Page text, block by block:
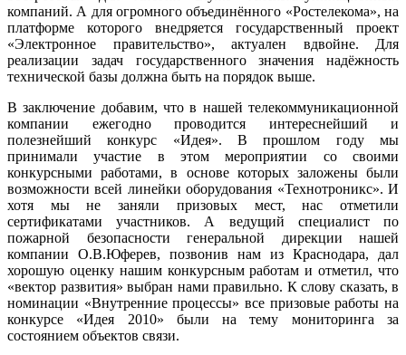
компаний. А для огромного объединённого «Ростелекома», на
платформе которого внедряется государственный проект
«Электронное правительство», актуален вдвойне. Для
реализации задач государственного значения надёжность
технической базы должна быть на порядок выше.
В заключение добавим, что в нашей телекоммуникационной
компании ежегодно проводится интереснейший и
полезнейший конкурс «Идея». В прошлом году мы
принимали участие в этом мероприятии со своими
конкурсными работами, в основе которых заложены были
возможности всей линейки оборудования «Технотроникс». И
хотя мы не заняли призовых мест, нас отметили
сертификатами участников. А ведущий специалист по
пожарной безопасности генеральной дирекции нашей
компании О.В.Юферев, позвонив нам из Краснодара, дал
хорошую оценку нашим конкурсным работам и отметил, что
«вектор развития» выбран нами правильно. К слову сказать, в
номинации «Внутренние процессы» все призовые работы на
конкурсе «Идея 2010» были на тему мониторинга за
состоянием объектов связи.